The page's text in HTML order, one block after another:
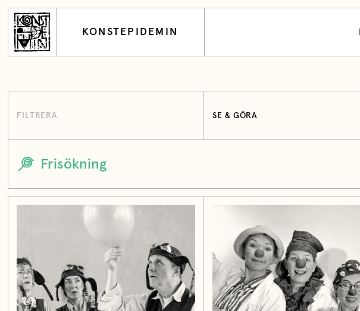
KONSTEPIDEMIN
FILTRERA SE & GÖRA